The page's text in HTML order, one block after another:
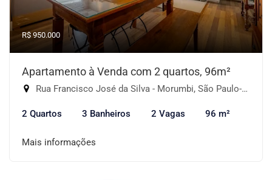
R$ 950.000
Apartamento à Venda com 2 quartos, 96m²
Rua Francisco José da Silva - Morumbi, São Paulo-SP
2 Quartos 3 Banheiros 2 Vagas 96 m²
Mais informações